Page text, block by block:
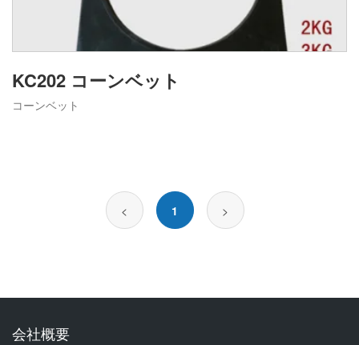
KC202 コーンベット
コーンベット
< 1 >
会社概要